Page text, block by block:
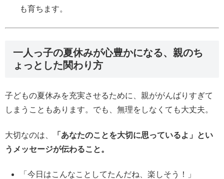
も育ちます。
一人っ子の夏休みが心豊かになる、親のち
ょっとした関わり方
子どもの夏休みを充実させるために、親ががんばりすぎて
しまうこともあります。でも、無理をしなくても大丈夫。
大切なのは、
「あなたのことを大切に思っているよ」とい
うメッセージが伝わること。
「今日はこんなことしてたんだね、楽しそう！」